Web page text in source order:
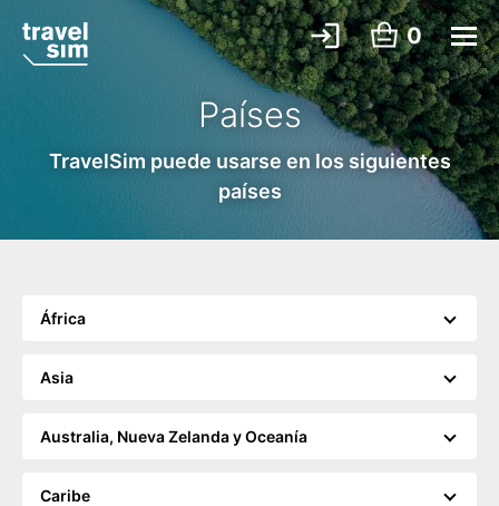
0
Países
TravelSim puede usarse en los siguientes
países
África
Asia
Australia, Nueva Zelanda y Oceanía
Caribe